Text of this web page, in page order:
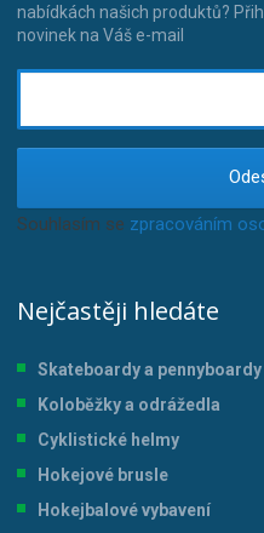
nabídkách našich produktů?
novinek na Váš e-mail
Souhlasím se zpracováním
Nejčastěji hledáte
Skateboardy a pennyboardy
Koloběžky a odrážedla
Cyklistické helmy
Hokejové brusle
Hokejbalové vybavení